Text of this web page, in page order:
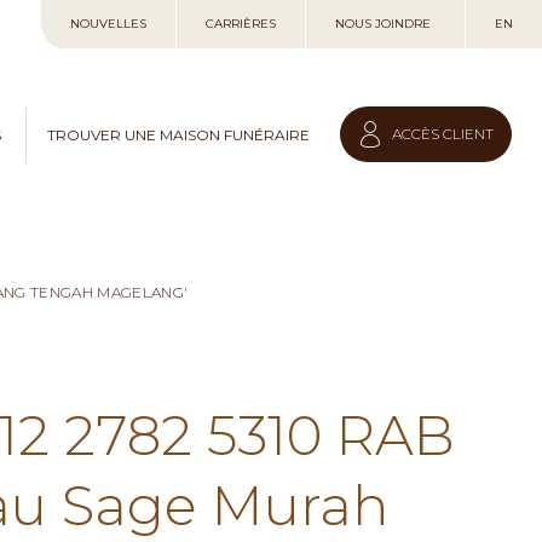
au
NOUVELLES CARRIÈRES NOUS JOINDRE EN
TROUVER UNE MAISON FUNÉRAIRE ACCÈS CLIENT
TENGAH MAGELANG'
2782 5310 RAB
Sage Murah